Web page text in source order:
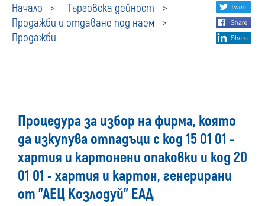
Начало
Търговска дейност
Продажби и отдаване под наем
Продажби
ПродажбиShare
social
Процедура за избор на фирма, която
да изкупува отпадъци с код 15 01 01 -
хартия и картонени опаковки и код 20
01 01 - хартия и картон, генерирани
от "АЕЦ Козлодуй" ЕАД